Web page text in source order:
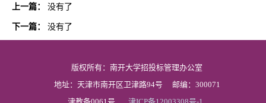
上一篇： 没有了
下一篇： 没有了
版权所有：南开大学招投标管理办公室
地址：天津市南开区卫津路94号
邮编：300071